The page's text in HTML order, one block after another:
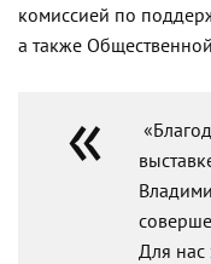
комиссией по
а также
Для нас